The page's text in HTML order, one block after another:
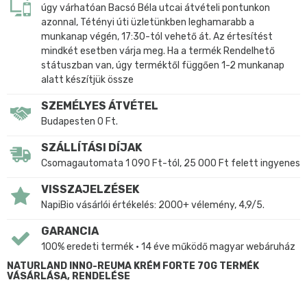
úgy várhatóan Bacsó Béla utcai átvételi pontunkon
azonnal, Tétényi úti üzletünkben leghamarabb a
munkanap végén, 17:30-tól vehető át. Az értesítést
mindkét esetben várja meg. Ha a termék Rendelhető
státuszban van, úgy terméktől függően 1-2 munkanap
alatt készítjük össze
SZEMÉLYES ÁTVÉTEL
Budapesten 0 Ft.
SZÁLLÍTÁSI DÍJAK
Csomagautomata 1 090 Ft-tól, 25 000 Ft felett ingyenes
VISSZAJELZÉSEK
NapiBio vásárlói értékelés: 2000+ vélemény, 4,9/5.
GARANCIA
100% eredeti termék • 14 éve működő magyar webáruház
NATURLAND INNO-REUMA KRÉM FORTE 70G TERMÉK
VÁSÁRLÁSA, RENDELÉSE